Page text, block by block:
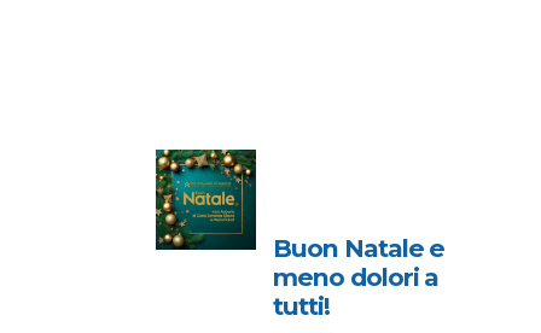
Buon Natale e
meno dolori a
tutti!